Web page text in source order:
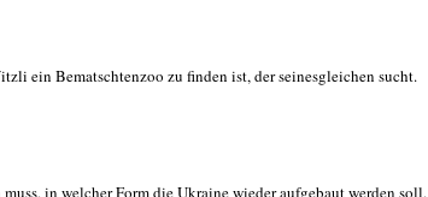
ein Bematschtenzoo zu finden ist, der seinesgleichen sucht.